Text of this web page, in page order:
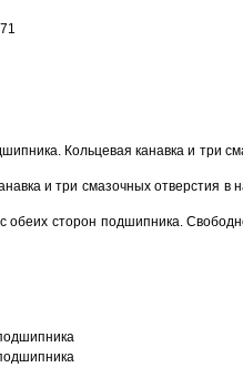
Кольцевая канавка и три
и три смазочных отверстия в
обеих сторон подшипника.